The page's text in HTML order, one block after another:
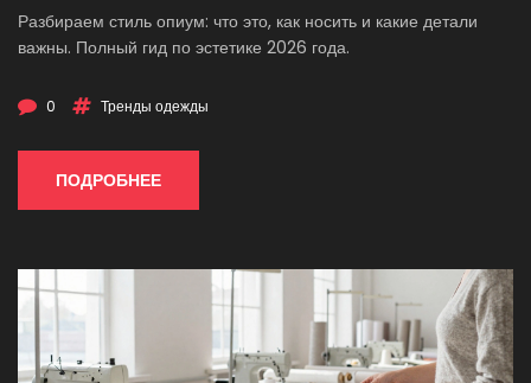
Разбираем стиль опиум: что это, как носить и какие детали
важны. Полный гид по эстетике 2026 года.
0 Тренды одежды
ПОДРОБНЕЕ